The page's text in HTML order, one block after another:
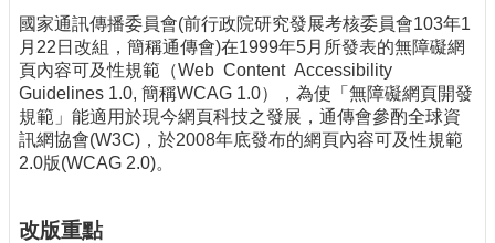
訂
閱/
取
消
網
站
導
最
國家通訊傳播委員會(前行政院研究發展考核委員會103年1
月22日改組，簡稱通傳會)在1999年5月所發表的無障礙網
頁內容可及性規範（Web Content Accessibility
Guidelines 1.0, 簡稱WCAG 1.0），為使「無障礙網頁開發
規範」能適用於現今網頁科技之發展，通傳會參酌全球資
訊網協會(W3C)，於2008年底發布的網頁內容可及性規範
2.0版(WCAG 2.0)。
改版重點